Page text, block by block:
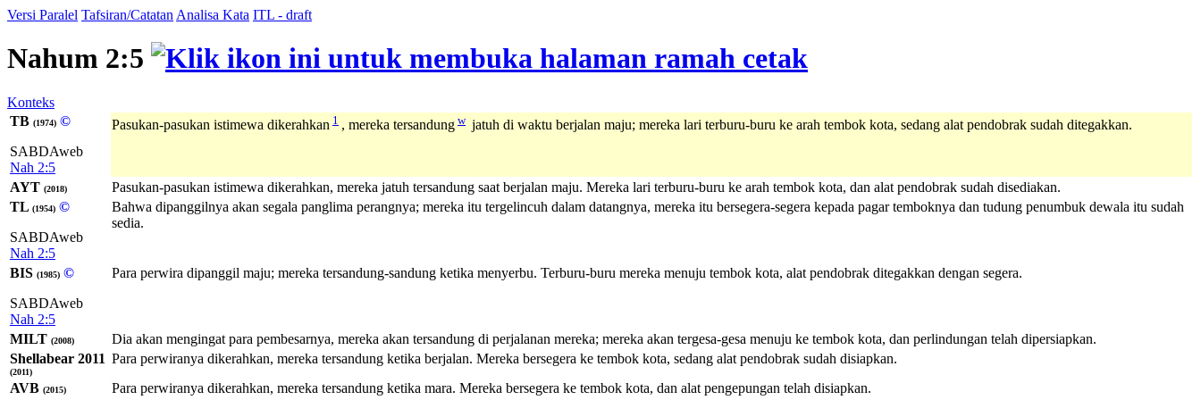
Versi Paralel Tafsiran/Catatan Analisa Kata ITL - draft
Nahum 2:5
Konteks
TB (1974) ©
SABDAweb
Nah 2:5
Pasukan-pasukan istimewa dikerahkan 1 , mereka tersandung w jatuh di waktu berjalan maju; mereka lari terburu-buru ke arah tembok kota, sedang alat pendobrak sudah ditegakkan.
AYT (2018)
Pasukan-pasukan istimewa dikerahkan, mereka jatuh tersandung saat berjalan maju. Mereka lari terburu-buru ke arah tembok kota, dan alat pendobrak sudah disediakan.
TL (1954) ©
SABDAweb
Nah 2:5
Bahwa dipanggilnya akan segala panglima perangnya; mereka itu tergelincuh dalam datangnya, mereka itu bersegera-segera kepada pagar temboknya dan tudung penumbuk dewala itu sudah
sedia.
BIS (1985) ©
SABDAweb
Nah 2:5
Para perwira dipanggil maju; mereka tersandung-sandung ketika menyerbu. Terburu-buru mereka menuju tembok kota, alat pendobrak ditegakkan dengan segera.
MILT (2008)
Dia akan mengingat para pembesarnya, mereka akan tersandung di perjalanan mereka; mereka akan tergesa-gesa menuju ke tembok kota, dan perlindungan telah dipersiapkan.
Shellabear 2011
(2011)
Para perwiranya dikerahkan, mereka tersandung ketika berjalan. Mereka bersegera ke tembok kota, sedang alat pendobrak sudah disiapkan.
AVB (2015) Para perwiranya dikerahkan, mereka tersandung ketika mara. Mereka bersegera ke tembok kota, dan alat pengepungan telah disiapkan.